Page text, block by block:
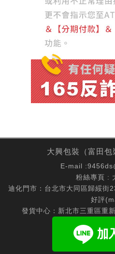
大興包裝（富田包
E-mail :
粉絲專頁 :
迪化門市：台北市大同區歸綏
好評(
發貨中心：新北市三重區重